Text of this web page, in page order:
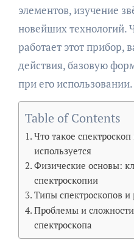
элементов, изучение
новейших технологий.
работает этот прибор,
действия, базовую
при его использовании.
Table of Contents
Что такое
используется
Физические основы:
спектроскопии
Типы спектроскопов и
Проблемы и
спектроскопа